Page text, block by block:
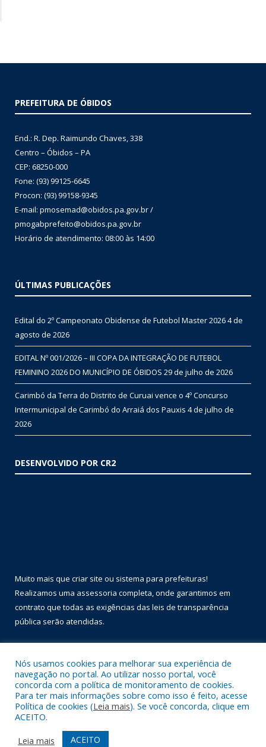
PREFEITURA DE ÓBIDOS
End.: R. Dep. Raimundo Chaves, 338
Centro – Óbidos – PA
CEP: 68250-000
Fone: (93) 99125-6645
Procon: (93) 99158-9345
E-mail: pmosemad@obidos.pa.gov.br /
pmogabprefeito@obidos.pa.gov.br
Horário de atendimento: 08:00 às 14:00
ÚLTIMAS PUBLICAÇÕES
Edital do 2º Campeonato Obidense de Futebol Master 20264 de
agosto de 2026
EDITAL Nº 001/2026 – III COPA DA INTEGRAÇÃO DE FUTEBOL
FEMININO 2026 DO MUNICÍPIO DE ÓBIDOS 29 de julho de 2026
Carimbó da Terra do Distrito de Curuai vence o 4º Concurso
Intermunicipal de Carimbó do Arraiá dos Pauxis 4 de julho de
2026
DESENVOLVIDO POR CR2
Muito mais que criar site ou sistema para prefeituras!
Realizamos uma assessoria completa, onde garantimos em
contrato que todas as exigências das leis de transparência
pública serão atendidas.
Todos os direitos reservados a Prefeitura Municipal de Óbidos.
Mapa do Site
Acessar Área Administrativa
Nós usamos cookies para melhorar sua experiência de
navegação no portal. Ao utilizar nosso portal, você
concorda com a política de monitoramento de cookies.
Para ter mais informações sobre como isso é feito, acesse
Política de cookies (Leia mais). Se você concorda, clique em
ACEITO.
Leia mais
ACEITO